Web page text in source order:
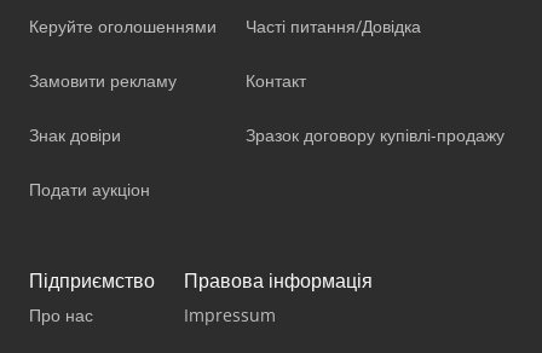
Керуйте оголошеннями
Замовити рекламу
Знак довіри
Подати аукціон
Часті питання/Довідка
Контакт
Зразок договору купівлі-продажу
Підприємство
Про нас
Правова інформація
Impressum